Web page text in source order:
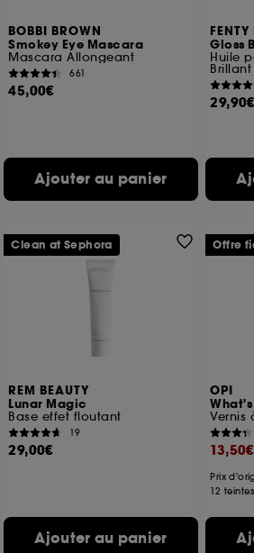
BOBBI BROWN
Smokey Eye Mascara
Mascara Allongeant
661
45,00€
Ajouter au panier
FENTY
Gloss
Huile
29,90€
REM BEAUTY
Lunar Magic
Base effet floutant
19
29,00€
Ajouter au panier
Clean at Sephora
OPI
13,50€
Prix
12
Offre